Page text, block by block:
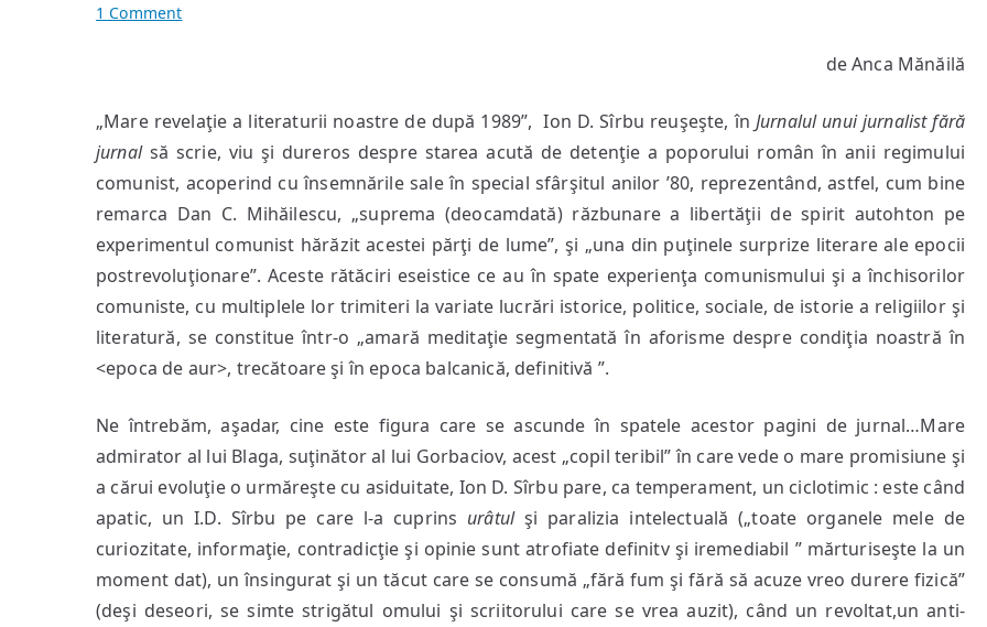
1 Commenton
–
eternul
deţinut
de Anca Mănăilă
„Mare revelaţie a literaturii noastre de după 1989”, Ion D. Sîrbu reuşeşte, în Jurnalul unui jurnalist fără
jurnalsă scrie, viu şi dureros despre starea acută de detenţie a poporului român în anii regimului
comunist, acoperind cu însemnările sale în special sfârşitul anilor ’80, reprezentând, astfel, cum bine
remarca Dan C. Mihăilescu, „suprema (deocamdată) răzbunare a libertăţii de spirit autohton pe
experimentul comunist hărăzit acestei părţi de lume”, şi „una din puţinele surprize literare ale epocii
postrevoluţionare”. Aceste rătăciri eseistice ce au în spate experienţa comunismului şi a închisorilor
comuniste, cu multiplele lor trimiteri la variate lucrări istorice, politice, sociale, de istorie a religiilor şi
literatură, se constitue într-o „amară meditaţie segmentată în aforisme despre condiţia noastră în
<epoca de aur>, trecătoare şi în epoca balcanică, definitivă ”.
Ne întrebăm, aşadar, cine este figura care se ascunde în spatele acestor pagini de jurnal…Mare
admirator al lui Blaga, suţinător al lui Gorbaciov, acest „copil teribil” în care vede o mare promisiune şi
a cărui evoluţie o urmăreşte cu asiduitate, Ion D. Sîrbu pare, ca temperament, un ciclotimic : este când
apatic, un I.D. Sîrbu pe care l-a cuprins urâtul şi paralizia intelectuală („toate organele mele de
curiozitate, informaţie, contradicţie şi opinie sunt atrofiate definitv şi iremediabil ” mărturiseşte la un
moment dat), un însingurat şi un tăcut care se consumă „fără fum şi fără să acuze vreo durere fizică”
(deşi deseori, se simte strigătul omului şi scriitorului care se vrea auzit), când un revoltat,un anti-